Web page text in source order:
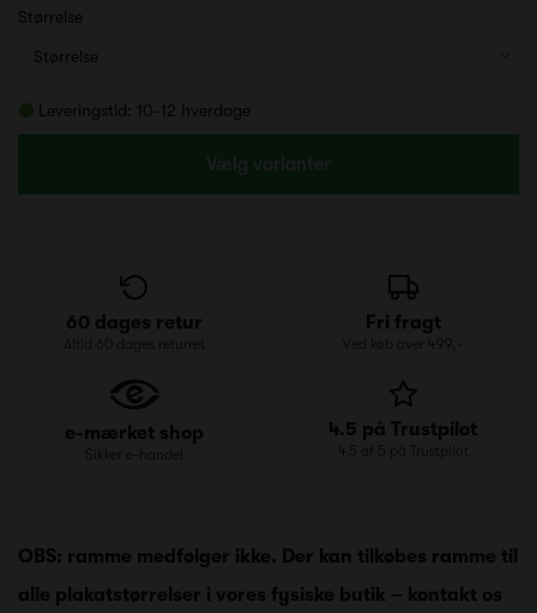
Størrelse
Leveringstid: 10-12 hverdage
Vælg varianter
60 dages retur
Altid 60 dages returret
Fri fragt
Ved køb over 499,-
e-mærket shop
Sikker e-handel
4.5 på Trustpilot
4.5 af 5 på Trustpilot
OBS: ramme medfølger ikke. Der kan tilkøbes ramme til
alle plakatstørrelser i vores fysiske butik – kontakt os